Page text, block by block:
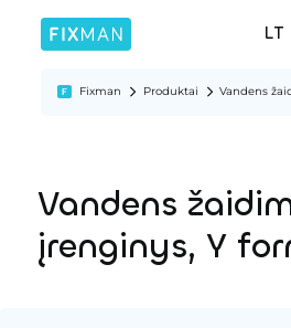
LT
Fixman Produktai Vandens
Vandens
įrenginys, Y